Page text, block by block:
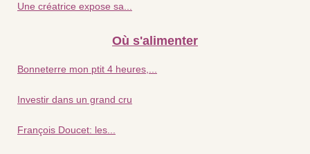
Une créatrice expose sa...
Où s'alimenter
Bonneterre mon ptit 4 heures,...
Investir dans un grand cru
François Doucet: les...